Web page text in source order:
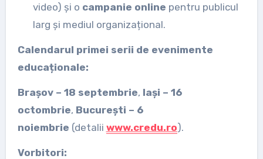
video) și o campanie online pentru publicul
larg și mediul organizațional.
Calendarul primei serii de evenimente
educaționale:
Brașov – 18 septembrie, Iași – 16
octombrie, București – 6
noiembrie (detalii www.credu.ro).
Vorbitori: